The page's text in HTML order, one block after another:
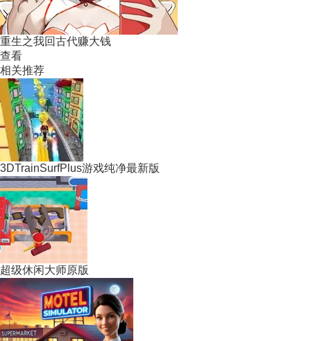
重生之我回古代赚大钱
查看
相关推荐
3DTrainSurfPlus游戏纯净最新版
超级休闲大师原版